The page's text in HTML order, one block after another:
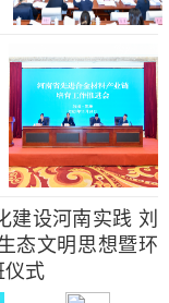
建设河南实践 刘
态文明思想暨环
仪式